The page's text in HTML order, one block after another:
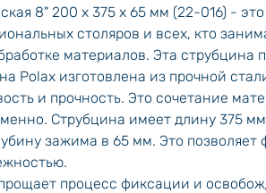
8" 200 х 375 х 65 мм (22-016) -
столяров и всех, кто
материалов. Эта струбцина
Polax изготовлена из прочной
и прочность. Это сочетание
Струбцина имеет длину 375
зажима в 65 мм. Это позволяет
процесс фиксации и